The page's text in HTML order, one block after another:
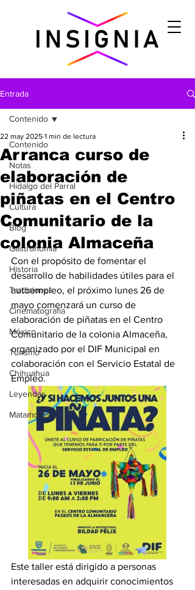
Entrada
Contenido
Notas
Hidalgo del Parral
Cultura
Blog
Gastronomìa
Historia
Tradiciones
Cinematografía
México
Turismo
Chihuahua
Leyendas
Matamoros
Contenido
Arranca curso de
elaboración de
piñatas en el Centro
Comunitario de la
colonia Almaceña
22 may 2025 1 min de lectura
Con el propósito de fomentar el
desarrollo de habilidades útiles para el
autoempleo, el próximo lunes 26 de
mayo comenzará un curso de
elaboración de piñatas en el Centro
Comunitario de la colonia Almaceña,
organizado por el DIF Municipal en
colaboración con el Servicio Estatal de
Empleo.
Este taller está dirigido a personas
interesadas en adquirir conocimientos